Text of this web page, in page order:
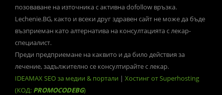
позоваване на източника с активна dofollow връзка.
Lechenie.BG, както и всеки друг здравен сайт не може да бъде
възприеман като алтернатива на консултацията с лекар-
специалист.
Преди предприемане на каквито и да било действия за
лечение, задължително се консултирайте с лекар.
IDEAMAX SEO за медии & портали | Хостинг от Superhosting
(КОД: PROMOCODEBG)